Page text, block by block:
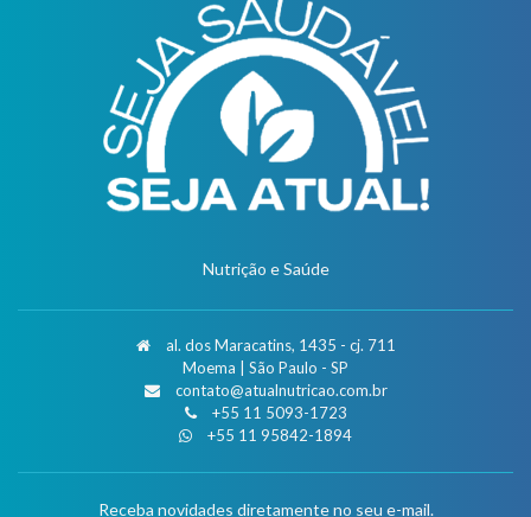
Nutrição e Saúde
al. dos Maracatins, 1435 - cj. 711
Moema | São Paulo - SP
contato@atualnutricao.com.br
+55 11 5093-1723
+55 11 95842-1894
Receba novidades diretamente no seu e-mail.